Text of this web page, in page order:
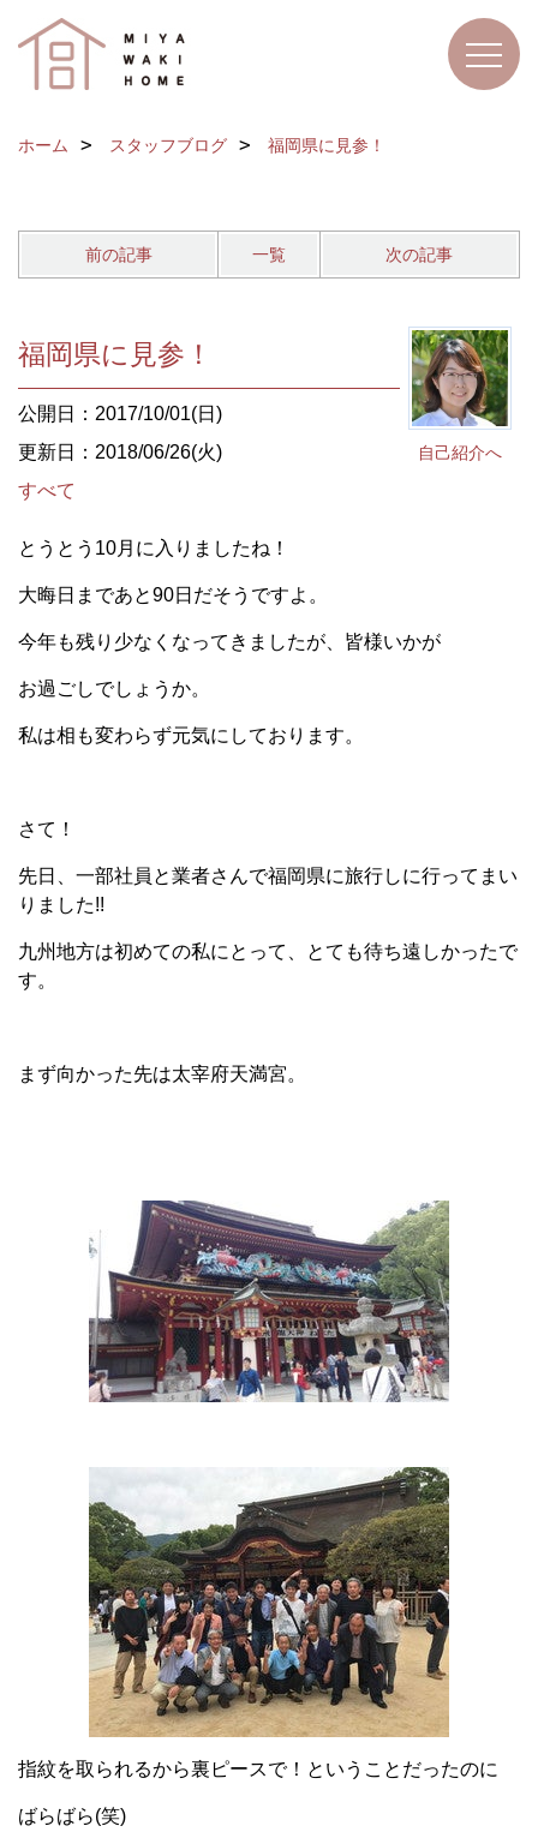
ホーム スタッフブログ 福岡県に見参！
前の記事 一覧 次の記事
自己紹介へ
福岡県に見参！
公開日：2017/10/01(日)
更新日：2018/06/26(火)
すべて
とうとう10月に入りましたね！
大晦日まであと90日だそうですよ。
今年も残り少なくなってきましたが、皆様いかが
お過ごしでしょうか。
私は相も変わらず元気にしております。
さて！
先日、一部社員と業者さんで福岡県に旅行しに行ってまい
りました!!
九州地方は初めての私にとって、とても待ち遠しかったで
す。
まず向かった先は太宰府天満宮。
指紋を取られるから裏ピースで！ということだったのに
ばらばら(笑)